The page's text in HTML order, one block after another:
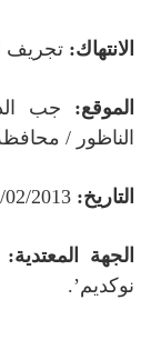
الانتهاك: تجريف
الموقع: جب
الناظور /
التاريخ:
الجهة المعتدية:
نوكديم’.